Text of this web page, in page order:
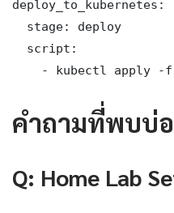
deploy_to_kubernetes:
  stage: deploy
  script:
- kubectl apply -
คำถามที่พบบ่อ
Q: Home Lab